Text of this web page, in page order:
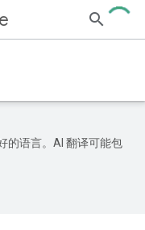
的语言。AI 翻译可能包